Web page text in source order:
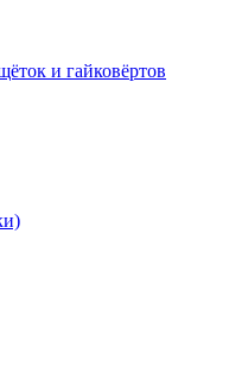
и гайковёртов